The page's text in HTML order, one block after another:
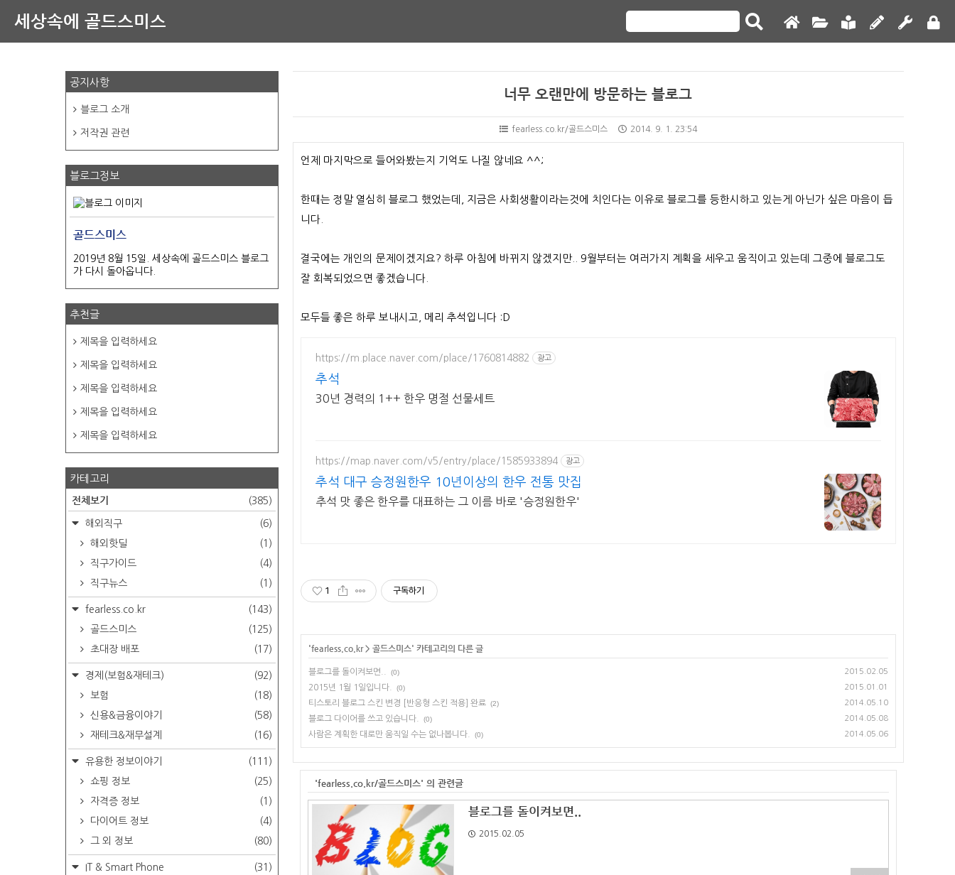
세상속에 골드스미스
너무 오랜만에 방문하는 블로그
fearless.co.kr/골드스미스 2014. 9. 1. 23:54
언제 마지막으로 들어와봤는지 기억도 나질 않네요 ^^;
한때는 정말 열심히 블로그 했었는데, 지금은 사회생활이라는것에 치인다는 이유로 블로그를 등한시하고 있는게 아닌가 싶은 마음이 듭
니다.
결국에는 개인의 문제이겠지요? 하루 아침에 바뀌지 않겠지만.. 9월부터는 여러가지 계획을 세우고 움직이고 있는데 그중에 블로그도
잘 회복되었으면 좋겠습니다.
모두들 좋은 하루 보내시고, 메리 추석입니다 :D
https://m.place.naver.com/place/1760814882 광고
추석
30년 경력의 1++ 한우 명절 선물세트
https://map.naver.com/v5/entry/place/1585933894 광고
추석 대구 승정원한우 10년이상의 한우 전통 맛집
추석 맛 좋은 한우를 대표하는 그 이름 바로 '승정원한우'
1 구독하기
'fearless.co.kr> 골드스미스' 카테고리의 다른 글
블로그를 돌이켜보면.. (0) 2015.02.05
2015년 1월 1일입니다. (0) 2015.01.01
티스토리 블로그 스킨 변경 [반응형 스킨 적용] 완료 (2) 2014.05.10
블로그 다이어를 쓰고 있습니다. (0) 2014.05.08
사람은 계획한 대로만 움직일 수는 없나봅니다. (0) 2014.05.06
'fearless.co.kr/골드스미스' 의 관련글
블로그를 돌이켜보면..
2015.02.05
공지사항
블로그 소개
저작권 관련
블로그정보
골드스미스
2019년 8월 15일. 세상속에 골드스미스 블로그
가 다시 돌아옵니다.
추천글
제목을 입력하세요
제목을 입력하세요
제목을 입력하세요
제목을 입력하세요
제목을 입력하세요
카테고리
전체보기 (385)
해외직구
(6)
해외핫딜
(1)
직구가이드
(4)
직구뉴스
(1)
fearless.co.kr
(143)
골드스미스
(125)
초대장 배포
(17)
경제(보험&재테크)
(92)
보험
(18)
신용&금융이야기
(58)
재테크&재무설계
(16)
유용한 정보이야기
(111)
쇼핑 정보
(25)
자격증 정보
(1)
다이어트 정보
(4)
그 외 정보
(80)
IT & Smart Phone
(31)